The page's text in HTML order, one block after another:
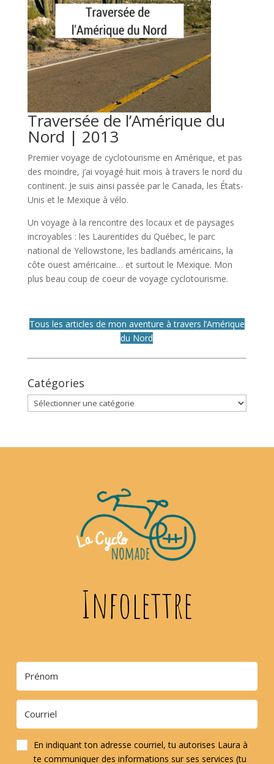
Traversée de l’Amérique du
Nord | 2013
Premier voyage de cyclotourisme en Amérique, et pas
des moindre, j’ai voyagé huit mois à travers le nord du
continent. Je suis ainsi passée par le Canada, les États-
Unis et le Mexique à vélo.
Un voyage à la rencontre des locaux et de paysages
incroyables : les Laurentides du Québec, le parc
national de Yellowstone, les badlands américains, la
côte ouest américaine… et surtout le Mexique. Mon
plus beau coup de coeur de voyage cyclotourisme.
Tous les articles de mon aventure à travers l’Amérique
du Nord
Catégories
Catégories
Infolettre
En indiquant ton adresse courriel, tu autorises Laura à
te communiquer des informations sur ses services (tu